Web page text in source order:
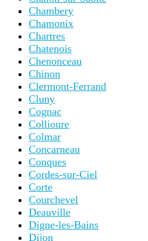
Chambery
Chamonix
Chartres
Chatenois
Chenonceau
Chinon
Clermont-Ferrand
Cluny
Cognac
Collioure
Colmar
Concarneau
Conques
Cordes-sur-Ciel
Corte
Courchevel
Deauville
Digne-les-Bains
Dijon